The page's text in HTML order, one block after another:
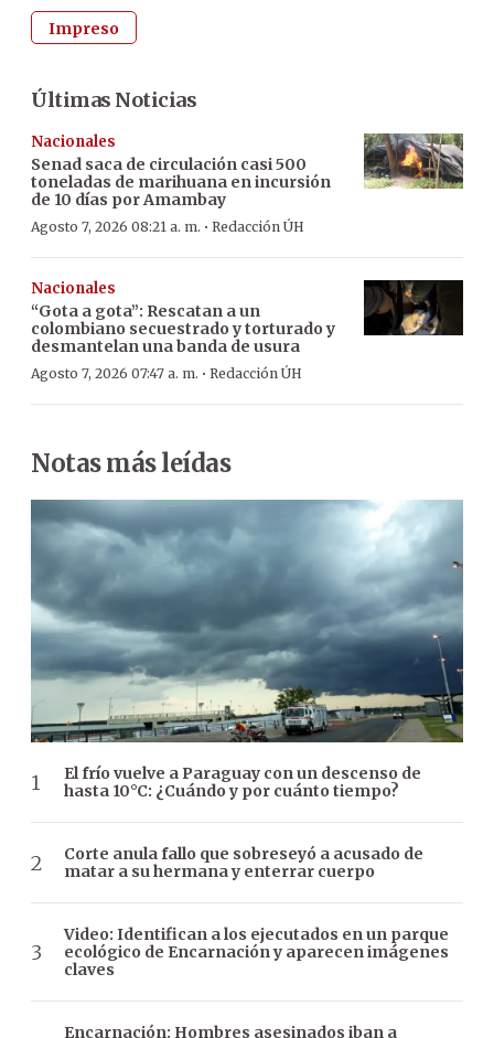
Impreso
Últimas Noticias
Nacionales
Senad saca de circulación casi 500
toneladas de marihuana en incursión
de 10 días por Amambay
Agosto 7, 2026 08:21 a. m. · Redacción ÚH
Nacionales
“Gota a gota”: Rescatan a un
colombiano secuestrado y torturado y
desmantelan una banda de usura
Agosto 7, 2026 07:47 a. m. · Redacción ÚH
Notas más leídas
El frío vuelve a Paraguay con un descenso de
hasta 10°C: ¿Cuándo y por cuánto tiempo?
Corte anula fallo que sobreseyó a acusado de
matar a su hermana y enterrar cuerpo
Video: Identifican a los ejecutados en un parque
ecológico de Encarnación y aparecen imágenes
claves
Encarnación: Hombres asesinados iban a